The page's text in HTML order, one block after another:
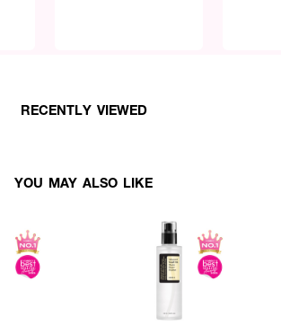
RECENTLY VIEWED
YOU MAY ALSO LIKE